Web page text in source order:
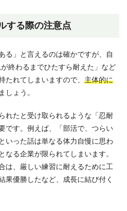
する際の注意点
る」と言えるのは確かですが、自
終わるまでひたすら耐えた」など
たれてしまいますので、 主体的に
しょう。
れたと受け取られるような「忍耐
です。例えば、「部活で、つらい
いった話は単なる体力自慢に思わ
なる企業が限られてしまいます。
は、厳しい練習に耐えるために工
果優勝したなど、成長に結び付く